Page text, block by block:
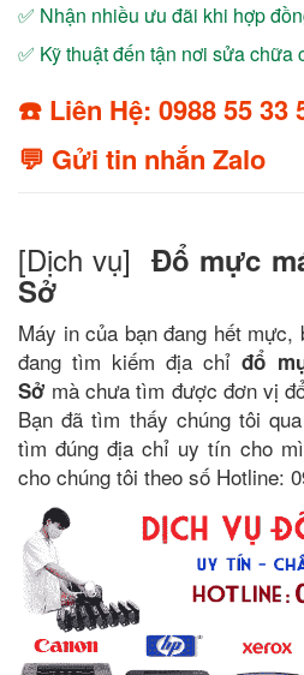
✅ Nhận nhiều ưu đãi khi hợp
✅ Kỹ thuật đến tận nơi sửa chữa
☎️ Liên Hệ: 0988 55 33
💬 Gửi tin nhắn Zalo
[Dịch vụ] Đổ mực
Sở
Máy in của bạn đang hết
đang tìm kiếm địa chỉđổ
Sở mà chưa tìm được đơn vị
Bạn đã tìm thấy chúng tôi
tìm đúng địa chỉ uy tín cho
cho chúng tôi theo số Hotline: